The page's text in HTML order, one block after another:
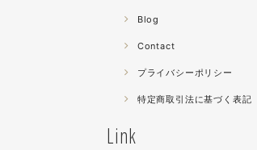
Blog
Contact
プライバシーポリシー
特定商取引法に基づく表記
Link